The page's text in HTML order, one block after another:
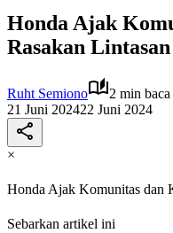
Honda Ajak
Rasakan
Ruht Semiono
2 min baca
21 Juni 202422 Juni 2024
×
Honda Ajak Komunitas dan
Sebarkan artikel ini